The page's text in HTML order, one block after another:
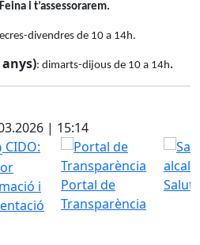
i t’assessorarem.
divendres de 10 a 14h.
: dimarts-dijous de 10 a 14h.
| 15:14
CIDO:
i
Portal de
Transparència